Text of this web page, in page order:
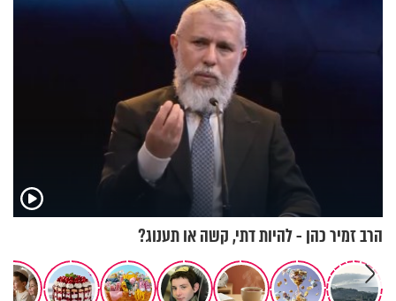
הרב זמיר כהן - להיות דתי, קשה או תענוג?